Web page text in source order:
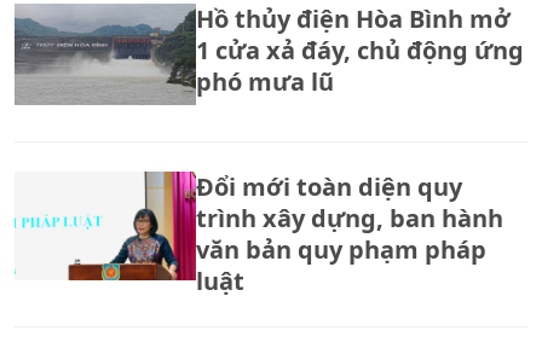
Hồ thủy điện Hòa Bình mở
1 cửa xả đáy, chủ động ứng
phó mưa lũ
Đổi mới toàn diện quy
trình xây dựng, ban hành
văn bản quy phạm pháp
luật